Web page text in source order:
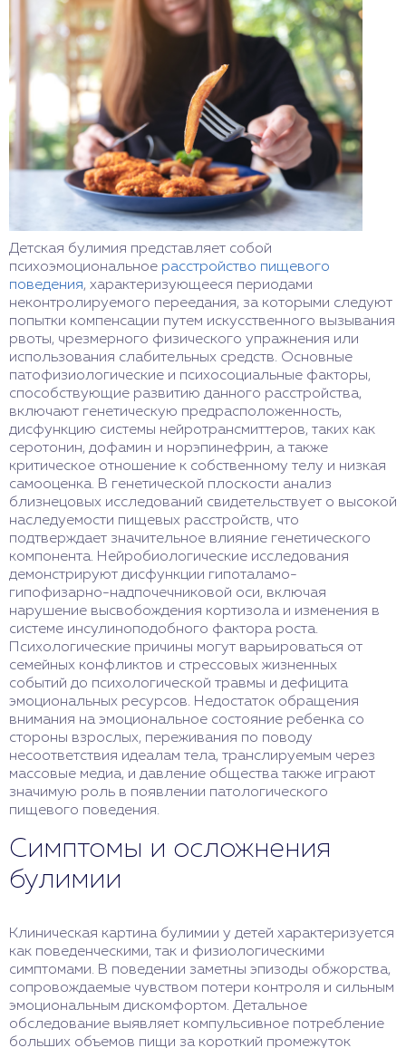
Детская булимия представляет собой
психоэмоциональное расстройство пищевого
поведения, характеризующееся периодами
неконтролируемого переедания, за которыми следуют
попытки компенсации путем искусственного вызывания
рвоты, чрезмерного физического упражнения или
использования слабительных средств. Основные
патофизиологические и психосоциальные факторы,
способствующие развитию данного расстройства,
включают генетическую предрасположенность,
дисфункцию системы нейротрансмиттеров, таких как
серотонин, дофамин и норэпинефрин, а также
критическое отношение к собственному телу и низкая
самооценка. В генетической плоскости анализ
близнецовых исследований свидетельствует о высокой
наследуемости пищевых расстройств, что
подтверждает значительное влияние генетического
компонента. Нейробиологические исследования
демонстрируют дисфункции гипоталамо-
гипофизарно-надпочечниковой оси, включая
нарушение высвобождения кортизола и изменения в
системе инсулиноподобного фактора роста.
Психологические причины могут варьироваться от
семейных конфликтов и стрессовых жизненных
событий до психологической травмы и дефицита
эмоциональных ресурсов. Недостаток обращения
внимания на эмоциональное состояние ребенка со
стороны взрослых, переживания по поводу
несоответствия идеалам тела, транслируемым через
массовые медиа, и давление общества также играют
значимую роль в появлении патологического
пищевого поведения.
Симптомы и осложнения
булимии
Клиническая картина булимии у детей характеризуется
как поведенческими, так и физиологическими
симптомами. В поведении заметны эпизоды обжорства,
сопровождаемые чувством потери контроля и сильным
эмоциональным дискомфортом. Детальное
обследование выявляет компульсивное потребление
больших объемов пищи за короткий промежуток